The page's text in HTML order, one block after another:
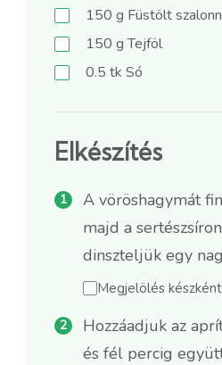
150 g Füstölt
150 gTejföl
0.5 tk Só
Elkészítés
A vöröshagymát
majd a
dinszteljük egy
Megjelölés készként
Hozzáadjuk az
és fél percig